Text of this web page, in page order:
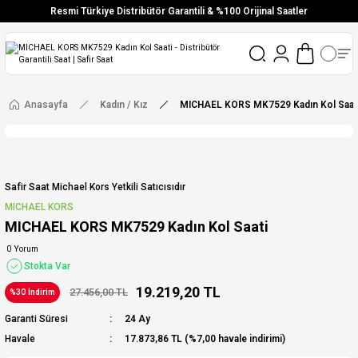
Resmi Türkiye Distribütör Garantili & %100 Orijinal Saatler
Vade Farksız 6 Taksit
Ücretsiz Kargo
Anasayfa Kadın / Kız MICHAEL KORS MK7529 Kadın Kol
Safir Saat Michael Kors Yetkili Satıcısıdır
MICHAEL KORS
MICHAEL KORS MK7529 Kadın Kol Saati
0 Yorum
Stokta Var
%30 İndirim 27.456,00 TL 19.219,20 TL
Garanti Süresi
24 Ay
Havale
17.873,86 TL (%7,00 havale indirimi)